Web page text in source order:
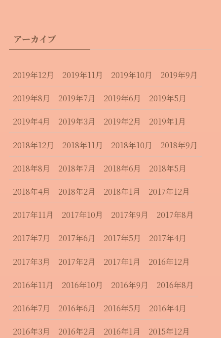
アーカイブ
2019年12月 2019年11月 2019年10月
2019年9月
2019年8月
2019年7月 2019年6月
2019年5月
2019年4月
2019年3月 2019年2月
2019年1月
2018年12月
2018年11月 2018年10月
2018年9月
2018年8月
2018年7月 2018年6月
2018年5月
2018年4月
2018年2月 2018年1月
2017年12月
2017年11月
2017年10月 2017年9月
2017年8月
2017年7月
2017年6月 2017年5月
2017年4月
2017年3月
2017年2月 2017年1月
2016年12月
2016年11月
2016年10月 2016年9月
2016年8月
2016年7月
2016年6月 2016年5月
2016年4月
2016年3月
2016年2月 2016年1月
2015年12月